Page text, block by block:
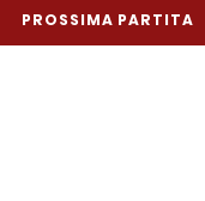
PROSSIMA PARTITA